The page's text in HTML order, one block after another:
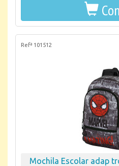
Refª 101512
Mochila Escolar adap